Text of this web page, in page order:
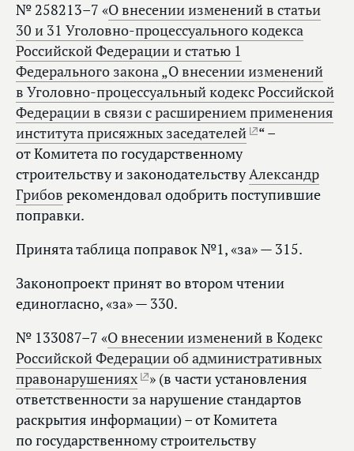
№ 258213–7 «О внесении изменений в статьи
30 и 31 Уголовно-процессуального кодекса
Российской Федерации и статью 1
Федерального закона „О внесении изменений
в Уголовно-процессуальный кодекс Российской
Федерации в связи с расширением применения
института присяжных заседателей
“ –
от Комитета по государственному
строительству и законодательствуАлександр
Грибов рекомендовал одобрить поступившие
поправки.
Принята таблица поправок №1, «за» — 315.
Законопроект принят во втором чтении
единогласно, «за» — 330.
№ 133087–7 «О внесении изменений в Кодекс
Российской Федерации об административных
правонарушениях
» (в части установления
ответственности за нарушение стандартов
раскрытия информации) – от Комитета
по государственному строительству